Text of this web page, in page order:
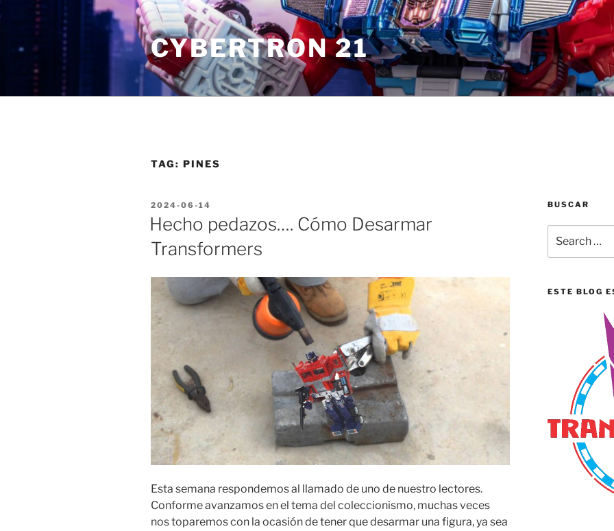
CYBERTRON 21
TAG: PINES
POSTED
ON
2024-06-14
Hecho pedazos…. Cómo Desarmar
Transformers
Esta semana respondemos al llamado de uno de nuestro lectores.
Conforme avanzamos en el tema del coleccionismo, muchas veces
nos toparemos con la ocasión de tener que desarmar una figura, ya sea
BUSCAR
for:
ESTE BLOG